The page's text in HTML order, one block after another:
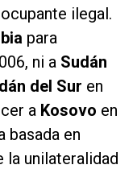
ilegal.
para
ni a Sudán
del Sur en
a Kosovo en
basada en
unilateralidad